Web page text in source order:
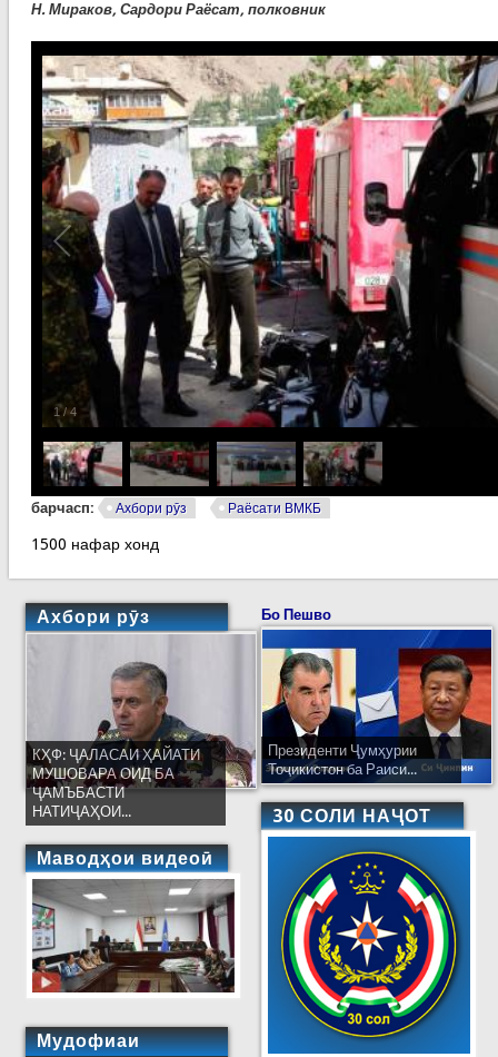
Н. Мираков, Сардори Раёсат, полковник
1/4
барчасп: Ахбори рӯз Раёсати ВМКБ
1500 нафар хонд
Ахбори рӯз
КҲФ: ҶАЛАСАИ ҲАЙАТИ
МУШОВАРА ОИД БА
ҶАМЪБАСТИ
НАТИҶАҲОИ...
Маводҳои видеоӣ
Мудофиаи
Бо Пешво
Президенти Ҷумҳурии
Тоҷикистон ба Раиси...
30 СОЛИ НАҶОТ